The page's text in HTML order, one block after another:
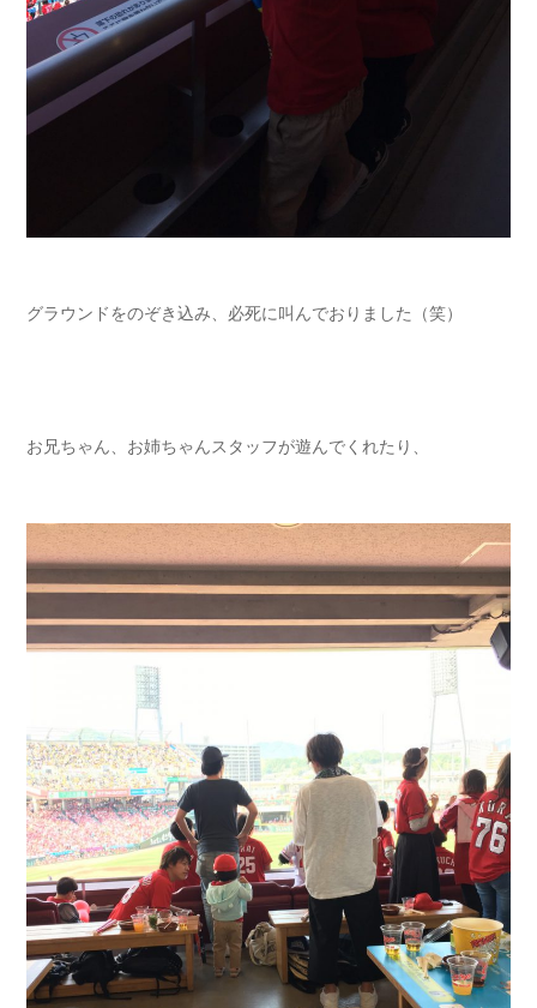
グラウンドをのぞき込み、必死に叫んでおりました（笑）
お兄ちゃん、お姉ちゃんスタッフが遊んでくれたり、